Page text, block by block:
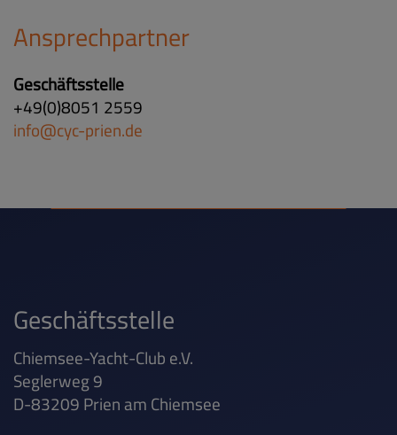
Ansprechpartner
Geschäftsstelle
+49(0)8051 2559
info@cyc-prien.de
Geschäftsstelle
Chiemsee-Yacht-Club e.V.
Seglerweg 9
D-83209 Prien am Chiemsee